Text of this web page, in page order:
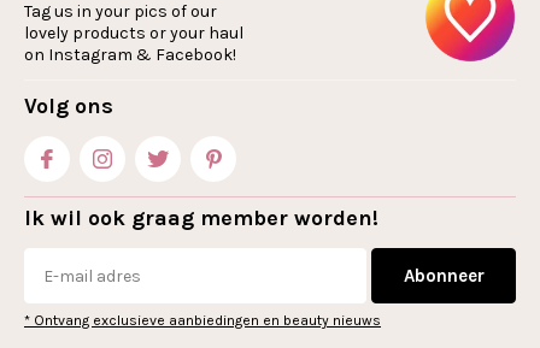
Tag us in your pics of our
lovely products or your haul
on Instagram & Facebook!
Volg ons
Ik wil ook graag member worden!
Abonneer
* Ontvang exclusieve aanbiedingen en beauty nieuws